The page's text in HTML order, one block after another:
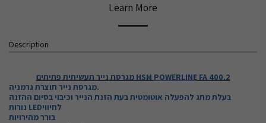
Learn More
Description
מגרסת נייר תעשיתית פתיתים HSM POWERLINEFA 400.2
מגרסת נייר תוצרת גרמניה.
בעלת מתג להפעלה אוטומטית בעת הזנת הנייר וכיבוי בסיום ההזנה
נורות LEDלחיווי
בורר מהירויות